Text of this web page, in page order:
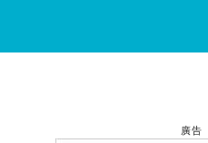
廣告